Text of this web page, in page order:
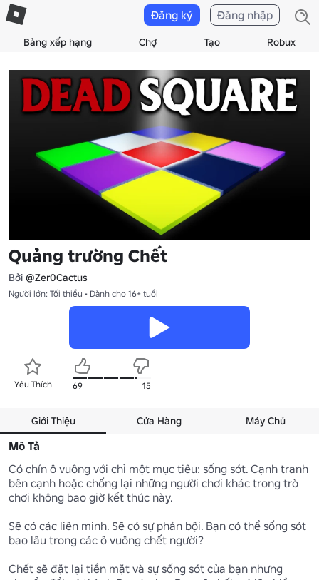
Bảng xếp hạng Chợ Tạo Robux
Đăng ký Đăng nhập
Quảng trường Chết
Bởi @Zer0Cactus
Người lớn: Tối thiểu • Dành cho 16+ tuổi
Yêu Thích 69 15
Giới Thiệu Cửa Hàng Máy Chủ
Mô Tả
Có chín ô vuông với chỉ một mục tiêu: sống sót. Cạnh tranh
bên cạnh hoặc chống lại những người chơi khác trong trò
chơi không bao giờ kết thúc này.
Sẽ có các liên minh. Sẽ có sự phản bội. Bạn có thể sống sót
bao lâu trong các ô vuông chết người?
Chết sẽ đặt lại tiền mặt và sự sống sót của bạn nhưng